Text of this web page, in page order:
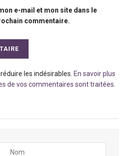
e-mail et mon site dans le
commentaire.
les indésirables. En savoir plus
de vos commentaires sont traitées.